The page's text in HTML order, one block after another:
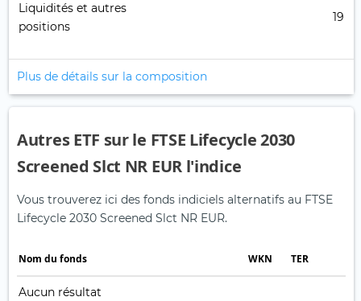
Liquidités et autres
positions
19
Plus de détails sur la composition
Autres ETF sur le FTSE Lifecycle 2030
Screened Slct NR EUR l'indice
Vous trouverez ici des fonds indiciels alternatifs au FTSE
Lifecycle 2030 Screened Slct NR EUR.
Nom du fonds WKN TER
Aucun résultat